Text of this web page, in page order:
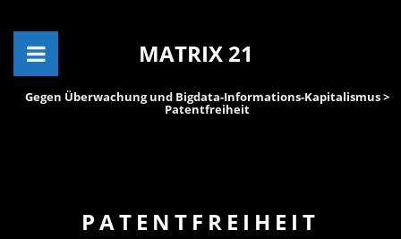
MATRIX 21
Gegen Überwachung und Bigdata-Informations-Kapitalismus>
Patentfreiheit
PATENTFREIHEIT